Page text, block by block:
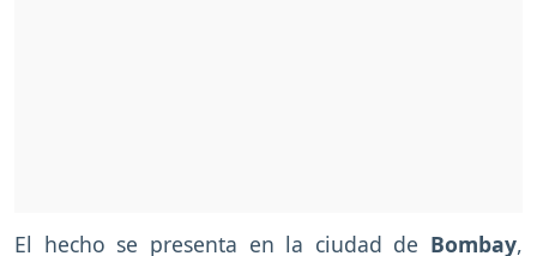
El hecho se presenta en la ciudad de Bombay,